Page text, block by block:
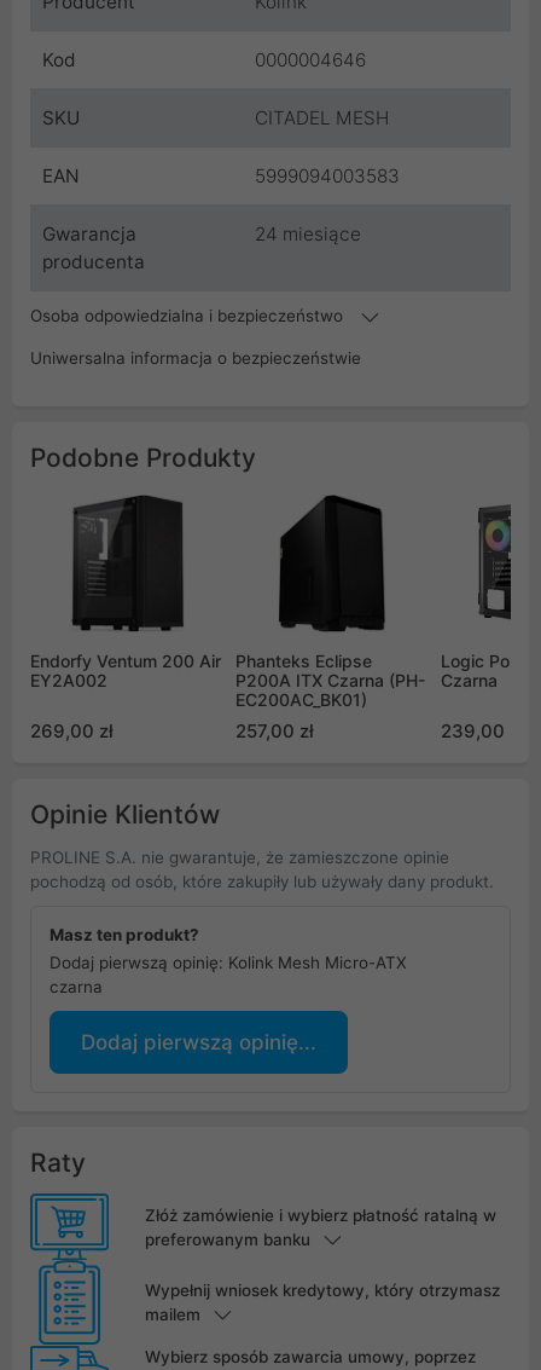
Kod 0000004646
SKU CITADEL MESH
EAN 5999094003583
Gwarancja
producenta
24 miesiące
Osoba odpowiedzialna i bezpieczeństwo
Uniwersalna informacja o bezpieczeństwie
Podobne Produkty
Endorfy Ventum 200 Air
EY2A002
269,00 zł
Phanteks Eclipse
P200A ITX Czarna (PH-
EC200AC_BK01)
257,00 zł
Logic
Czarna
239,00 zł
Opinie Klientów
PROLINE S.A. nie gwarantuje, że zamieszczone opinie
pochodzą od osób, które zakupiły lub używały dany produkt.
Masz ten produkt?
Dodaj pierwszą opinię: Kolink Mesh Micro-ATX
czarna
Dodaj pierwszą opinię...
Raty
Złóż zamówienie i wybierz płatność ratalną w
preferowanym banku
Wypełnij wniosek kredytowy, który otrzymasz
mailem
Wybierz sposób zawarcia umowy, poprzez